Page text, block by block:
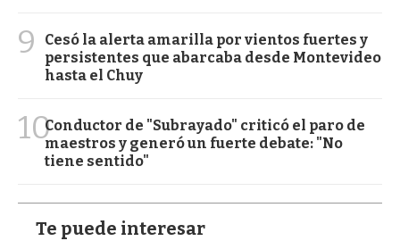
9
Cesó la alerta amarilla por vientos fuertes y
persistentes que abarcaba desde Montevideo
hasta el Chuy
10Conductor de "Subrayado" criticó el paro de
maestros y generó un fuerte debate: "No
tiene sentido"
Te puede interesar